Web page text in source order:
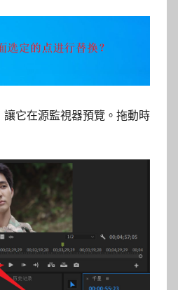
它在源監視器預覽。拖動時